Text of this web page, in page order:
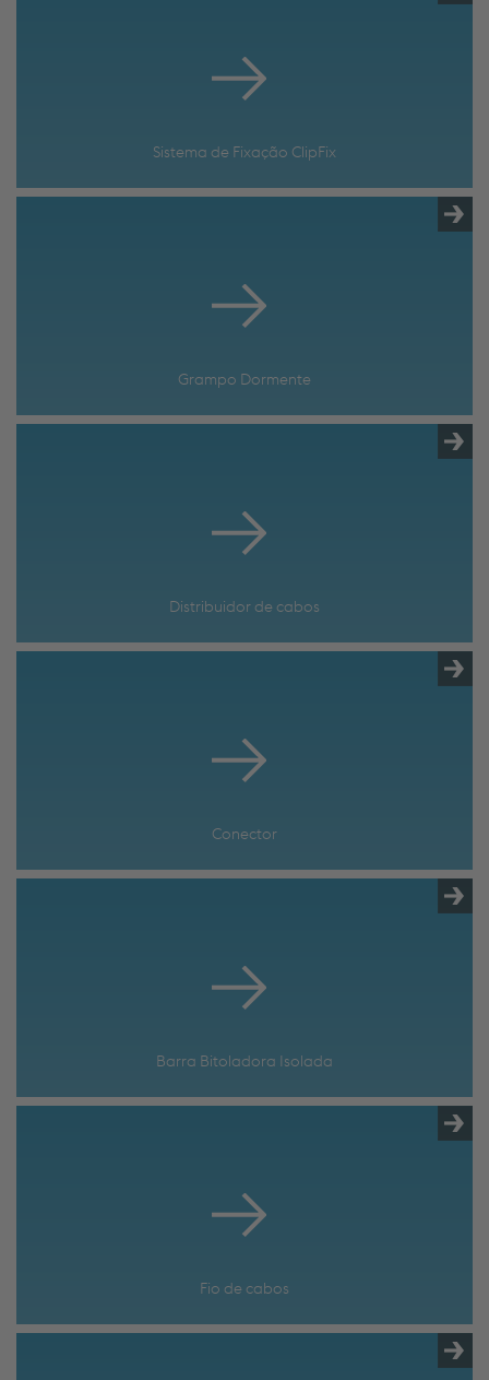
Sistema de Fixação ClipFix
Grampo Dormente
Distribuidor de cabos
Conector
Barra Bitoladora Isolada
Fio de cabos